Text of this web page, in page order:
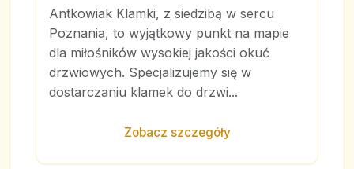
Antkowiak Klamki, z siedzibą w sercu
Poznania, to wyjątkowy punkt na mapie
dla miłośników wysokiej jakości okuć
drzwiowych. Specjalizujemy się w
dostarczaniu klamek do drzwi...
Zobacz szczegóły